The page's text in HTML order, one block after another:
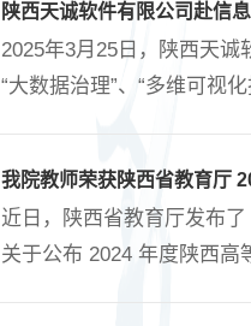
杖”以及“‘健康少年’——AI
监测与管理系统研究与开发
各团队围绕项目实施进展
在答辩评审环节，各研发团
统呈现了阶段性成果矩阵
现、实验数据及实际应用
2025年3月25日，陕西天诚
“大数据治理”、“多维可视
相关专业系主任及青年博
陕西天诚软件有限公司详细
研究方向及项目。随着数字
近日，陕西省教育厅发布
关于公布 2024 年度陕西高